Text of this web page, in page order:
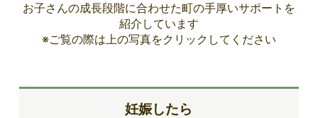
お子さんの成長段階に合わせた町の手厚いサポートを
紹介しています
※ご覧の際は上の写真をクリックしてください
妊娠したら